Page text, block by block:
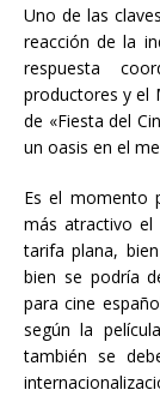
Uno de las
reacción de la
respuesta
productores y el
de «Fiesta del
un oasis en el
Es el momento
más atractivo el
tarifa plana,
bien se podría
para cine
según la
también se